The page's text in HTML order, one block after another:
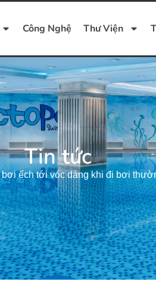
Công Nghệ Thư Viện
Tin tức
ếch tới vóc dáng khi đi bơi